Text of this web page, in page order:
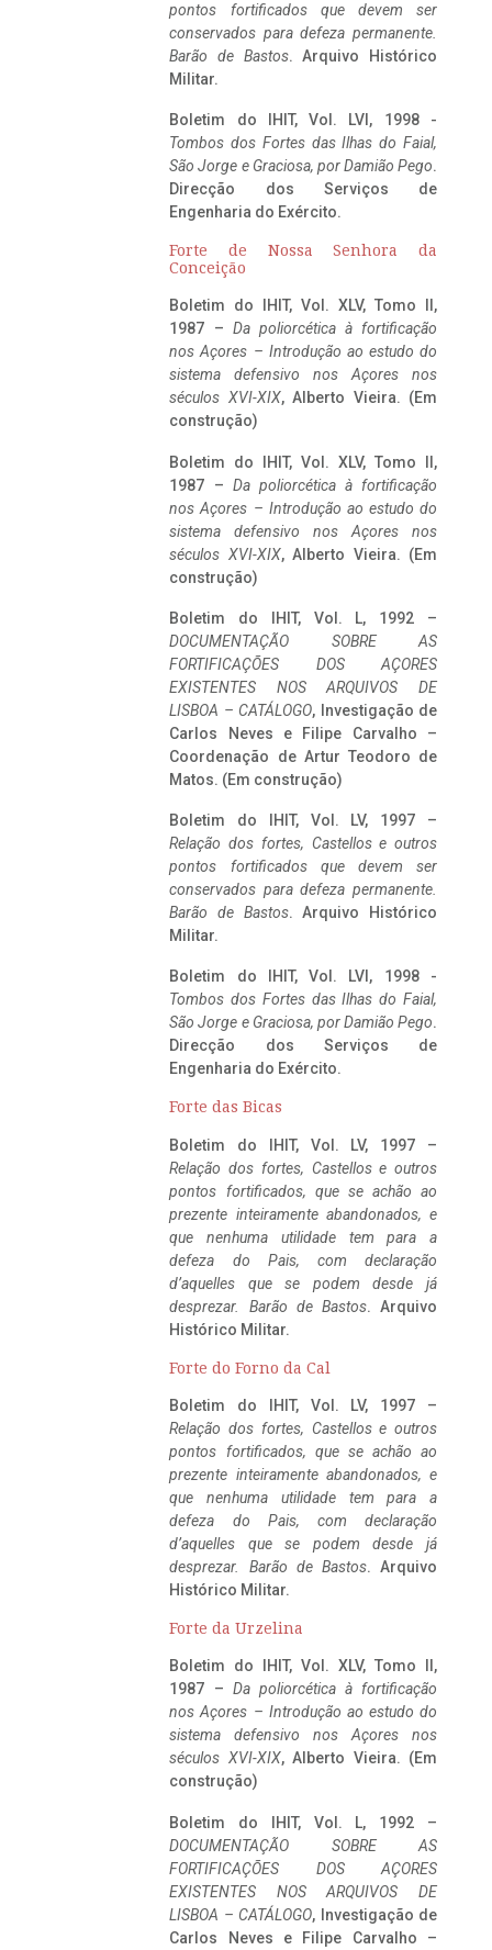
pontos fortificados que devem ser
conservados para defeza permanente.
Barão de Bastos. Arquivo Histórico
Militar.
Boletim do IHIT, Vol. LVI, 1998 -
Tombos dos Fortes das Ilhas do Faial,
São Jorge e Graciosa, por Damião Pego.
Direcção dos Serviços de
Engenharia do Exército.
Forte de Nossa Senhora da
Conceição
Boletim do IHIT, Vol. XLV, Tomo II,
1987 – Da poliorcética à fortificação
nos Açores – Introdução ao estudo do
sistema defensivo nos Açores nos
séculos XVI-XIX, Alberto Vieira. (Em
construção)
Boletim do IHIT, Vol. XLV, Tomo II,
1987 – Da poliorcética à fortificação
nos Açores – Introdução ao estudo do
sistema defensivo nos Açores nos
séculos XVI-XIX, Alberto Vieira. (Em
construção)
Boletim do IHIT, Vol. L, 1992 –
DOCUMENTAÇÃO SOBRE AS
FORTIFICAÇÕES DOS AÇORES
EXISTENTES NOS ARQUIVOS DE
LISBOA – CATÁLOGO, Investigação de
Carlos Neves e Filipe Carvalho –
Coordenação de Artur Teodoro de
Matos. (Em construção)
Boletim do IHIT, Vol. LV, 1997 –
Relação dos fortes, Castellos e outros
pontos fortificados que devem ser
conservados para defeza permanente.
Barão de Bastos. Arquivo Histórico
Militar.
Boletim do IHIT, Vol. LVI, 1998 -
Tombos dos Fortes das Ilhas do Faial,
São Jorge e Graciosa, por Damião Pego.
Direcção dos Serviços de
Engenharia do Exército.
Forte das Bicas
Boletim do IHIT, Vol. LV, 1997 –
Relação dos fortes, Castellos e outros
pontos fortificados, que se achão ao
prezente inteiramente abandonados, e
que nenhuma utilidade tem para a
defeza do Pais, com declaração
d’aquelles que se podem desde já
desprezar. Barão de Bastos. Arquivo
Histórico Militar.
Forte do Forno da Cal
Boletim do IHIT, Vol. LV, 1997 –
Relação dos fortes, Castellos e outros
pontos fortificados, que se achão ao
prezente inteiramente abandonados, e
que nenhuma utilidade tem para a
defeza do Pais, com declaração
d’aquelles que se podem desde já
desprezar. Barão de Bastos. Arquivo
Histórico Militar.
Forte da Urzelina
Boletim do IHIT, Vol. XLV, Tomo II,
1987 – Da poliorcética à fortificação
nos Açores – Introdução ao estudo do
sistema defensivo nos Açores nos
séculos XVI-XIX, Alberto Vieira. (Em
construção)
Boletim do IHIT, Vol. L, 1992 –
DOCUMENTAÇÃO SOBRE AS
FORTIFICAÇÕES DOS AÇORES
EXISTENTES NOS ARQUIVOS DE
LISBOA – CATÁLOGO, Investigação de
Carlos Neves e Filipe Carvalho –